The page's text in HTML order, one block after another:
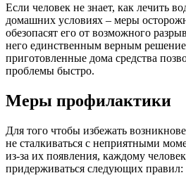
Если человек не знает, как лечить
домашних условиях – меры
обезопасят его от возможного
него единственным верным
приготовленные дома средства
проблемы быстро.
Меры профилактики
Для того чтобы избежать
не сталкиваться с неприятными
из-за их появления, каждому
придерживаться следующих правил: